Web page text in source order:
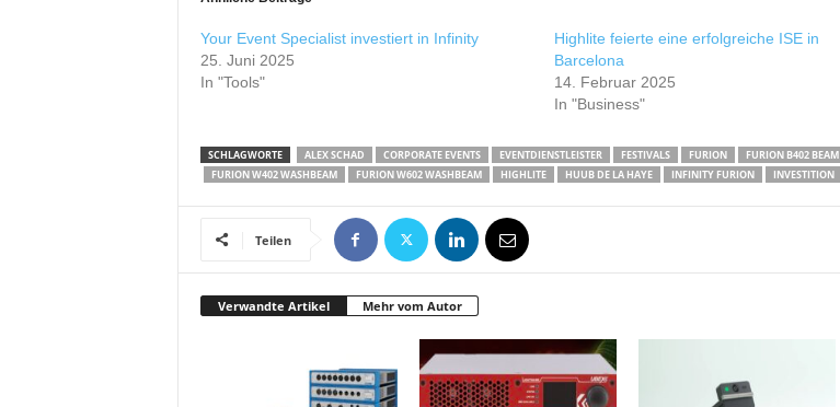
Your Event Specialist investiert in Infinity
25. Juni 2025
In "Tools"
Highlite feierte eine erfolgreiche ISE in
Barcelona
14. Februar 2025
In "Business"
SCHLAGWORTE ALEX SCHAD CORPORATE EVENTS EVENTDIENSTLEISTER FESTIVALS FURION FURION B402 BEAM
FURION W402 WASHBEAM
FURION W602 WASHBEAM HIGHLITE HUUB DE LA HAYE INFINITY FURION INVESTITION
Teilen
Verwandte Artikel Mehr vom Autor